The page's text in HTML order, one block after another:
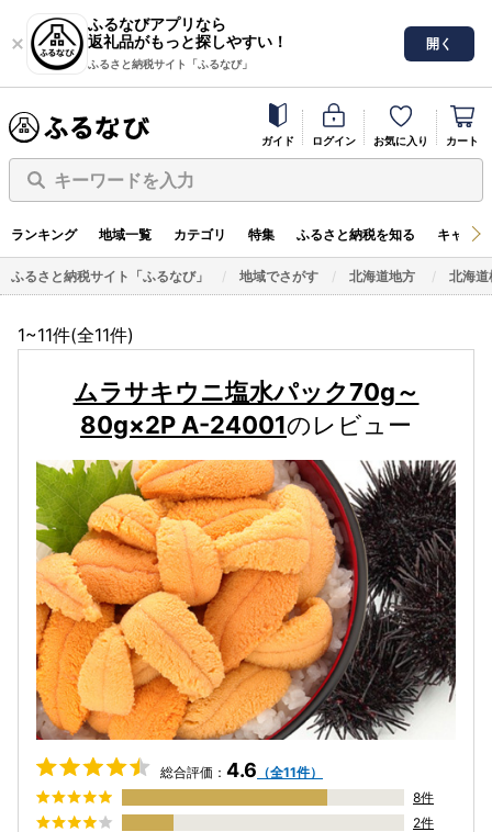
ふるなびアプリなら
返礼品がもっと探しやすい！
ふるさと納税サイト「ふるなび」
開く
ガイド ログイン お気に入り カート
キーワードを入力
ランキング 地域一覧 カテゴリ 特集 ふるさと納税を知る キャン
ふるさと納税サイト「ふるなび」 地域でさがす 北海道地方 北海道
1~11件(全11件)
ムラサキウニ塩水パック70g～
80g×2P A-24001のレビュー
総合評価： 4.6 （全11件）
8件
2件